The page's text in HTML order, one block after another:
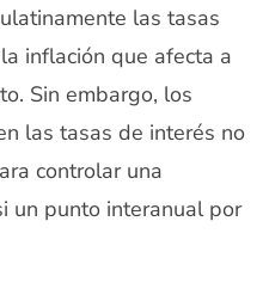
las tasas
inflación que afecta a
Sin embargo, los
las tasas de interés no
controlar una
un punto interanual por